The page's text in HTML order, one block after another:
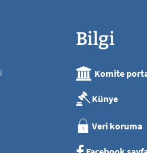
Bilgi
Komite
Künye
Veri koruma